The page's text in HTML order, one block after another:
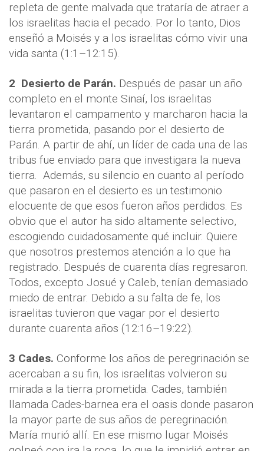
repleta de gente malvada que trataría de atraer a
los israelitas hacia el pecado. Por lo tanto, Dios
enseñó a Moisés y a los israelitas cómo vivir una
vida santa (1:1–12:15).
2 Desierto de Parán. Después de pasar un año
completo en el monte Sinaí, los israelitas
levantaron el campamento y marcharon hacia la
tierra prometida, pasando por el desierto de
Parán. A partir de ahí, un líder de cada una de las
tribus fue enviado para que investigara la nueva
tierra. Además, su silencio en cuanto al período
que pasaron en el desierto es un testimonio
elocuente de que esos fueron años perdidos. Es
obvio que el autor ha sido altamente selectivo,
escogiendo cuidadosamente qué incluir. Quiere
que nosotros prestemos atención a lo que ha
registrado. Después de cuarenta días regresaron.
Todos, excepto Josué y Caleb, tenían demasiado
miedo de entrar. Debido a su falta de fe, los
israelitas tuvieron que vagar por el desierto
durante cuarenta años (12:16–19:22).
3 Cades. Conforme los años de peregrinación se
acercaban a su fin, los israelitas volvieron su
mirada a la tierra prometida. Cades, también
llamada Cades-barnea era el oasis donde pasaron
la mayor parte de sus años de peregrinación.
María murió allí. En ese mismo lugar Moisés